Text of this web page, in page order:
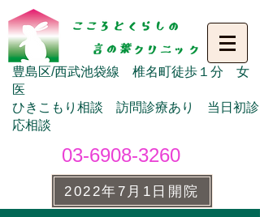
豊島区/西武池袋線 椎名町徒歩１分 女
医
ひきこもり相談 訪問診療あり 当日初診
応相談
03-6908-3260
2022年7月1日開院